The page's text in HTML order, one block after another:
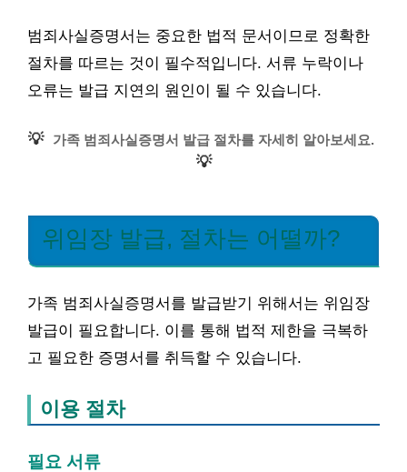
범죄사실증명서는 중요한 법적 문서이므로 정확한
절차를 따르는 것이 필수적입니다. 서류 누락이나
오류는 발급 지연의 원인이 될 수 있습니다.
💡 가족 범죄사실증명서 발급 절차를 자세히 알아보세요.
💡
위임장 발급, 절차는 어떨까?
가족 범죄사실증명서를 발급받기 위해서는 위임장
발급이 필요합니다. 이를 통해 법적 제한을 극복하
고 필요한 증명서를 취득할 수 있습니다.
이용 절차
필요 서류